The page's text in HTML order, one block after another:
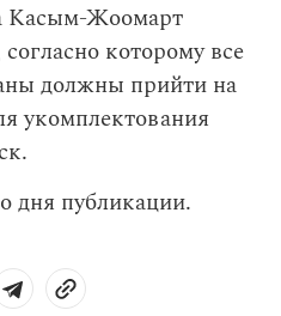
Касым-Жоомарт
согласно которому все
должны прийти на
укомплектования
дня публикации.